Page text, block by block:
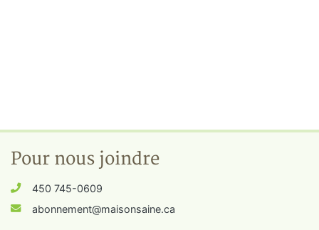
Pour nous joindre
450 745-0609
abonnement@maisonsaine.ca